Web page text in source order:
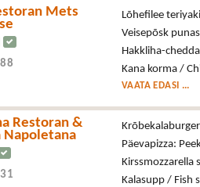
Mets
Lõhefilee
Veisepõsk
Hakkliha-
Kana korma /
VAATA EDASI ...
Restoran &
Napoletana
Päevapizza:
Kirssmozzarella
Kalasupp / Fish